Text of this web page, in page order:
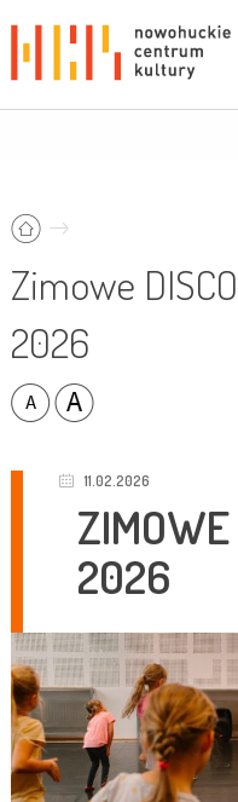
Zimowe
2026
11.02.2026
2026